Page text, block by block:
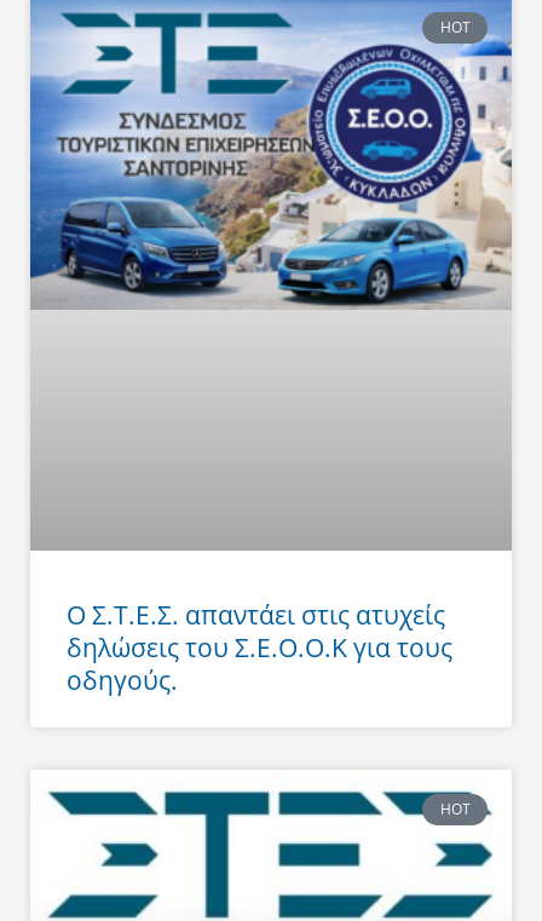
HOT
Ο Σ.Τ.Ε.Σ. απαντάει στις ατυχείς
δηλώσεις του Σ.Ε.Ο.Ο.Κ για τους
οδηγούς.
HOT